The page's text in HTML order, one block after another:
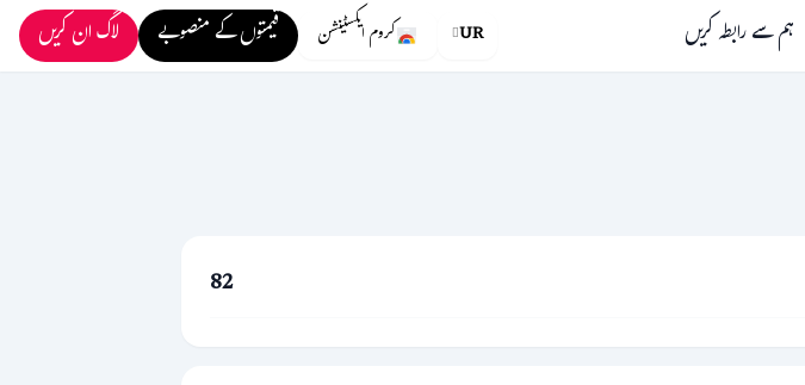
ہم سے رابطہ کریں UR کروم ایکسٹینشن قیمتوں کے منصوبے لاگ ان کریں
82